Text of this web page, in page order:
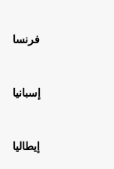
فرنسا
إسبانيا
إيطاليا